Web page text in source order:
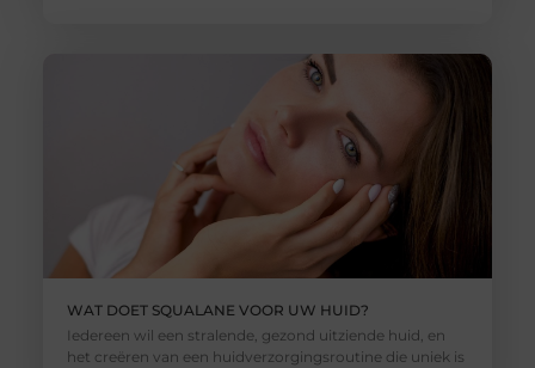
WAT DOET SQUALANE VOOR UW HUID?
Iedereen wil een stralende, gezond uitziende huid, en
het creëren van een huidverzorgingsroutine die uniek is